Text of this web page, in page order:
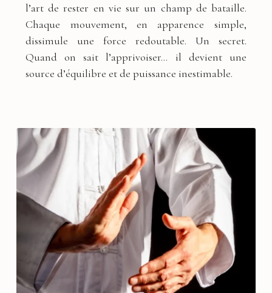
l’art de rester en vie sur un champ de bataille.
Chaque mouvement, en apparence simple,
dissimule une force redoutable. Un secret.
Quand on sait l’apprivoiser… il devient une
source d’équilibre et de puissance inestimable.